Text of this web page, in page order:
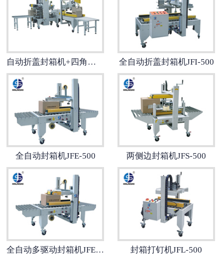
自动折盖封箱机+四角边封箱机 全自动折盖封箱机JFI-500
全自动封箱机JFE-500 两侧边封箱机JFS-500
全自动多驱动封箱机JFE-500S 封箱打钉机JFL-500